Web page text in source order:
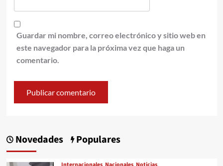
Guardar mi nombre, correo electrónico y sitio web en
este navegador para la próxima vez que haga un
comentario.
Novedades Populares